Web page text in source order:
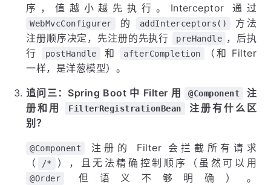
序，值越小越先执行。Interceptor 通过
WebMvcConfigurer 的 addInterceptors()
方法
注册顺序决定，先注册的先执行
preHandle ，后执
行
postHandle 和 afterCompletion
（和 Filter
一样，是洋葱模型）。
追问三：Spring Boot 中 Filter 用 @Component
注
册和用
FilterRegistrationBean
注册有什么区
别？
@Component
注册的 Filter 会拦截所有请求
（
/* ），且无法精确控制顺序（虽然可以用
@Order 但语义不够明确）。